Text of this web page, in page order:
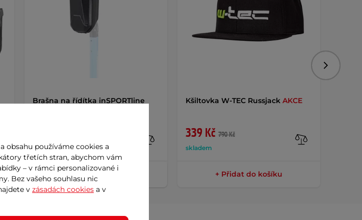
Brašna na řídítka inSPORTline
skladem
+ Přidat do košíku
Kšiltovka W-TEC Russjack AKCE
339 Kč 790 Kč
skladem
+ Přidat do košíku
obsahu používáme cookies a
třetích stran, abychom vám
– v rámci personalizované i
Bez vašeho souhlasu nic
v zásadách cookies a v